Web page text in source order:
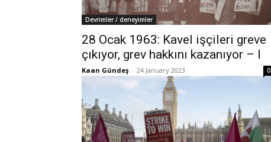
Devrimler / deneyimler
28 Ocak 1963: Kavel işçileri greve
çıkıyor, grev hakkını kazanıyor – I
Kaan Gündeş - 24 January 2023 0